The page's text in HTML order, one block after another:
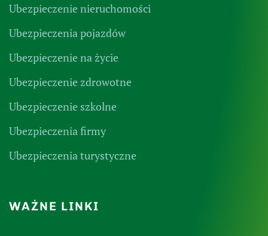
Ubezpieczenie nieruchomości
Ubezpieczenia pojazdów
Ubezpieczenie na życie
Ubezpieczenie zdrowotne
Ubezpieczenie szkolne
Ubezpieczenia firmy
Ubezpieczenia turystyczne
WAŻNE LINKI